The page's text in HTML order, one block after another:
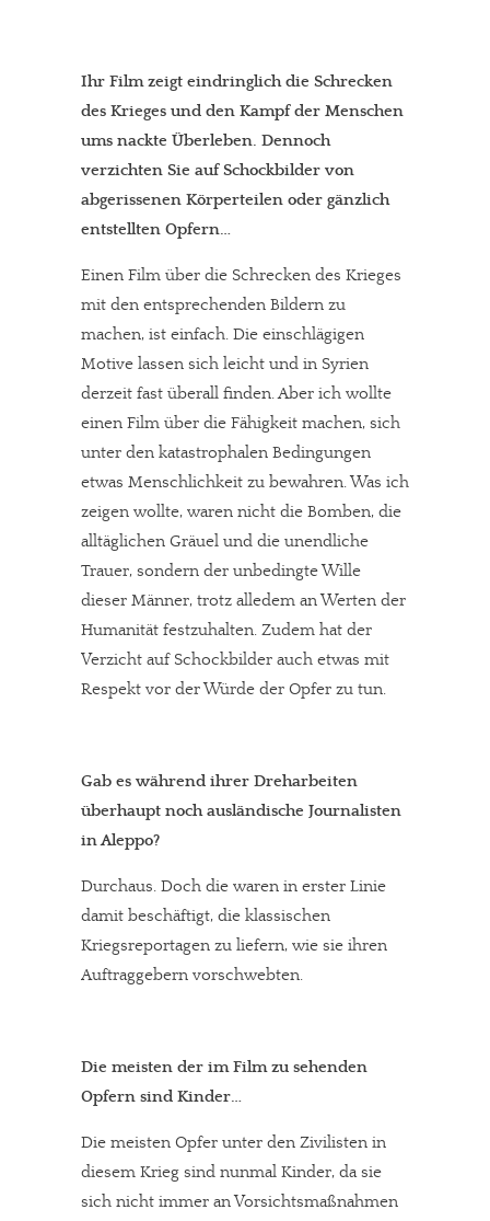
In eigener Sache
Dir gefällt unsere Arbeit?
meinesuedstadt.de finanziert sich durch Partnerprofile und
Werbung. Beide Einnahmequellen sind in den letzten Monaten
Ihr Film zeigt eindringlich die Schrecken
des Krieges und den Kampf der Menschen
ums nackte Überleben. Dennoch
verzichten Sie auf Schockbilder von
abgerissenen Körperteilen oder gänzlich
entstellten Opfern…
Einen Film über die Schrecken des Krieges
mit den entsprechenden Bildern zu
machen, ist einfach. Die einschlägigen
Motive lassen sich leicht und in Syrien
derzeit fast überall finden. Aber ich wollte
einen Film über die Fähigkeit machen, sich
unter den katastrophalen Bedingungen
etwas Menschlichkeit zu bewahren. Was ich
zeigen wollte, waren nicht die Bomben, die
alltäglichen Gräuel und die unendliche
Trauer, sondern der unbedingte Wille
dieser Männer, trotz alledem an Werten der
Humanität festzuhalten. Zudem hat der
Verzicht auf Schockbilder auch etwas mit
Respekt vor der Würde der Opfer zu tun.
Gab es während ihrer Dreharbeiten
überhaupt noch ausländische Journalisten
in Aleppo?
Durchaus. Doch die waren in erster Linie
damit beschäftigt, die klassischen
Kriegsreportagen zu liefern, wie sie ihren
Auftraggebern vorschwebten.
Die meisten der im Film zu sehenden
Opfern sind Kinder…
Die meisten Opfer unter den Zivilisten in
diesem Krieg sind nunmal Kinder, da sie
sich nicht immer an Vorsichtsmaßnahmen